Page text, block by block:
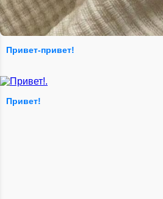
Привет-привет!
Привет!